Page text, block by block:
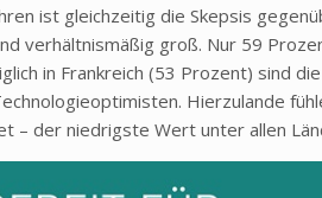
ist gleichzeitig die Skepsis
verhältnismäßig groß. Nur 59
in Frankreich (53 Prozent) sind
Hierzulande f
– der niedrigste Wert unter allen L